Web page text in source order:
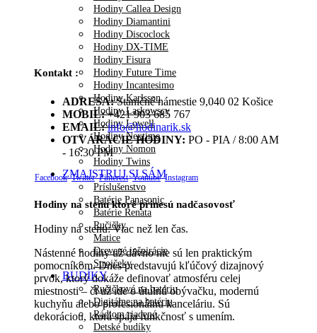
Hodiny Callea Design
Hodiny Diamantini
Hodiny Discoclock
Hodiny DX-TIME
Hodiny Fisura
Hodiny Future Time
Hodiny Incantesimo
Hodiny Karlsson
Hodiny Laskowscy
Hodiny Lowell
Hodiny Nextime
Hodiny Nomon
Hodiny Twins
ZMAJSTRUJ SI SÁM
Príslušenstvo
Batérie Panasonic
Batérie Renata
Ručičky
Matice
Drevené inšpirácie
Strojčeky
BUDÍKY
Ručičkové na batériu
Digitálne na batériu
Rádiom riadené
Detské budíky
Kontakt :
ADRESA: Staničné námestie 9,040 02 Košice
MOBIL: +421 903 685 767
EMAIL: info@hodinarik.sk
OTVÁRACIE HODINY: PO - PIA / 8:00 AM
- 16:30 PM
Facebook Twitter Pinterest Youtube Instagram
Hodiny na stenu ktoré prinesú nadčasovosť
Hodiny na stenu: Viac než len čas.
Nástenné hodiny už dávno nie sú len praktickým
pomocníkom. Dnes predstavujú kľúčový dizajnový
prvok, ktorý dokáže definovať atmosféru celej
miestnosti – či už ide o útulnú obývačku, modernú
kuchyňu alebo profesionálnu kanceláriu. Sú
dekoráciou, ktorá spája funkčnosť s umením.